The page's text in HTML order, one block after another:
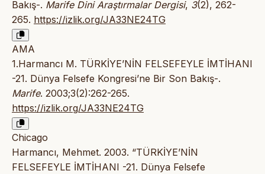
Bakış-. Marife Dini Araştırmalar Dergisi, 3(2), 262-
265. https://izlik.org/JA33NE24TG
AMA
1.Harmancı M. TÜRKİYE’NİN FELSEFEYLE İMTİHANI
-21. Dünya Felsefe Kongresi’ne Bir Son Bakış-.
Marife. 2003;3(2):262-265.
https://izlik.org/JA33NE24TG
Chicago
Harmancı, Mehmet. 2003. “TÜRKİYE’NİN
FELSEFEYLE İMTİHANI -21. Dünya Felsefe